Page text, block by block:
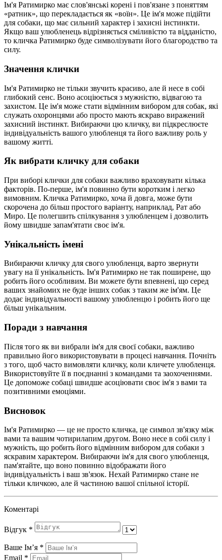
Ім'я Ратимирко має слов'янські корені і пов'язане з поняттям
«ратник», що перекладається як «воїн». Це ім'я може підійти
для собаки, що має сильний характер і захисні інстинкти.
Якщо ваш улюбленець відрізняється сміливістю та відданістю,
то кличка Ратимирко буде символізувати його благородство та
силу.
Значення клички
Ім'я Ратимирко не тільки звучить красиво, але й несе в собі
глибокий сенс. Воно асоціюється з мужністю, відвагою та
захистом. Це ім'я може стати відмінним вибором для собак, які
служать охоронцями або просто мають яскраво виражений
захисний інстинкт. Вибираючи цю кличку, ви підкреслюєте
індивідуальність вашого улюбленця та його важливу роль у
вашому житті.
Як вибрати кличку для собаки
При виборі клички для собаки важливо враховувати кілька
факторів. По-перше, ім'я повинно бути коротким і легко
вимовним. Кличка Ратимирко, хоча й довга, може бути
скорочена до більш простого варіанту, наприклад, Рат або
Миро. Це полегшить спілкування з улюбленцем і дозволить
йому швидше запам'ятати своє ім'я.
Унікальність імені
Вибираючи кличку для свого улюбленця, варто звернути
увагу на її унікальність. Ім'я Ратимирко не так поширене, що
робить його особливим. Ви можете бути впевнені, що серед
ваших знайомих не буде інших собак з таким же ім'ям. Це
додає індивідуальності вашому улюбленцю і робить його ще
більш унікальним.
Поради з навчання
Після того як ви вибрали ім'я для своєї собаки, важливо
правильно його використовувати в процесі навчання. Почніть
з того, щоб часто вимовляти кличку, коли кличете улюбленця.
Використовуйте її в поєднанні з командами та заохоченнями.
Це допоможе собаці швидше асоціювати своє ім'я з вами та
позитивними емоціями.
Висновок
Ім'я Ратимирко — це не просто кличка, це символ зв'язку між
вами та вашим чотирилапим другом. Воно несе в собі силу і
мужність, що робить його відмінним вибором для собаки з
яскравим характером. Вибираючи ім'я для свого улюбленця,
пам'ятайте, що воно повинно відображати його
індивідуальність і ваш зв'язок. Нехай Ратимирко стане не
тільки кличкою, але й частиною вашої спільної історії.
Коментарі
Відгук *
Ваше Імʼя *
Email *